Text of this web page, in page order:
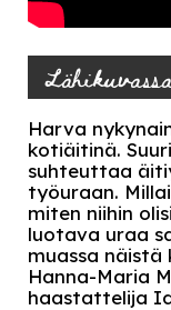
Harva
kotiäitinä.
suhteuttaa
työuraan.
miten niihin
luotava uraa
muassa näistä
Hanna-Maria
haastattelija